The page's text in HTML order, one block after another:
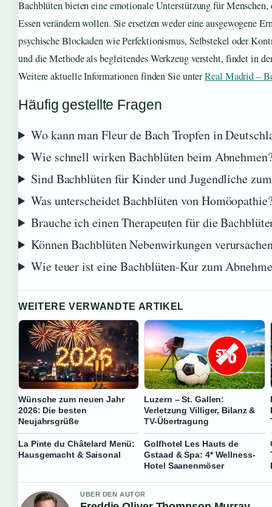
Bachblüten bieten eine emotionale Unterstützung für
Essen verändern wollen. Sie ersetzen weder eine ausgewogene
psychische Blockaden wie Perfektionismus, Selbstekel oder
und die Methode als begleitendes Werkzeug versteht, findet in
Weitere aktuelle Informationen finden Sie unterReal Madrid –
Häufig gestellte Fragen
Wo kann man Fleur de Bach Tropfen in
Wie schnell wirken Bachblüten beim
Sind Bachblüten für Kinder und Jugendliche
Was unterscheidet Bachblüten von
Brauche ich einen Therapeuten für die
Können Bachblüten Nebenwirkungen
Wie teuer ist eine Bachblüten-Kur zum
WEITERE VERWANDTE ARTIKEL
Wünsche zum neuen Jahr
2026: Die besten
Neujahrsgrüße
Luzern – St. Gallen:
Verletzung Villiger, Bilanz &
TV-Übertragung
La Pinte du Châtelard Menü:
Hausgemacht & Saisonal
Golfhotel Les Hauts de
Gstaad & Spa: 4* Wellness-
Hotel Saanenmöser
UBER DEN AUTOR